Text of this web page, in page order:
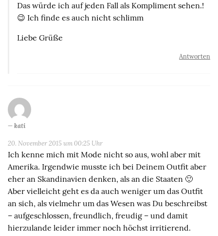
Das würde ich auf jeden Fall als Kompliment sehen.!
😉 Ich finde es auch nicht schlimm
Liebe Grüße
Antworten
kati
20. November 2015 um 00:25 Uhr
Ich kenne mich mit Mode nicht so aus, wohl aber mit
Amerika. Irgendwie musste ich bei Deinem Outfit aber
eher an Skandinavien denken, als an die Staaten 🙂
Aber vielleicht geht es da auch weniger um das Outfit
an sich, als vielmehr um das Wesen was Du beschreibst
– aufgeschlossen, freundlich, freudig – und damit
hierzulande leider immer noch höchst irritierend.